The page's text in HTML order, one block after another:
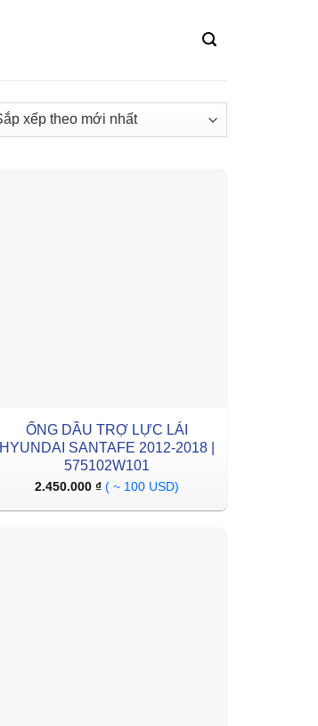
ỐNG DẦU TRỢ LỰC LÁI
HYUNDAI SANTAFE 2012-2018 |
575102W101
2.450.000₫ ( ~ 100 USD)